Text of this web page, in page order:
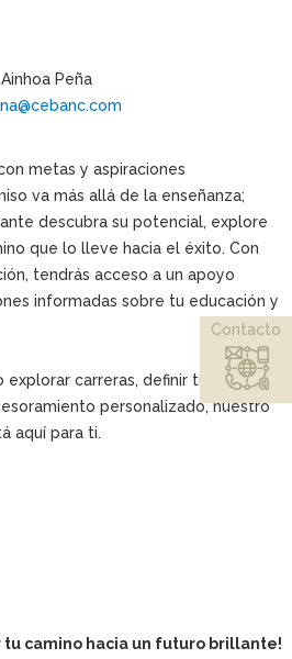
Ainhoa Peña
metas y aspiraciones
va más allá de la enseñanza;
descubra su potencial, explore
que lo lleve hacia el éxito. Con
tendrás acceso a un apoyo
informadas sobre tu educación y
explorar carreras, definir tus metas
personalizado, nuestro
aquí para ti.
tu camino hacia un futuro brillante!
Contacto